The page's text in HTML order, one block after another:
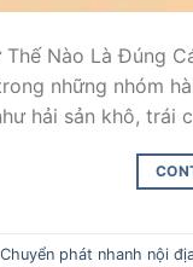
Thế Nào Là Đúng
những nhóm
hải sản khô, trái
Chuyển phát nhanh nội